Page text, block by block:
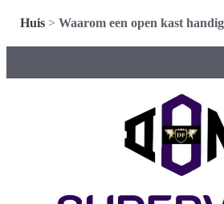
Huis> Waarom een open kast